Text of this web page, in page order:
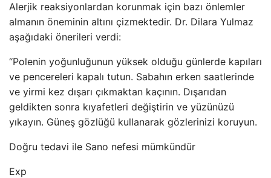
Alerjik reaksiyonlardan korunmak için bazı önlemler
almanın öneminin altını çizmektedir. Dr. Dilara Yulmaz
aşağıdaki önerileri verdi:
“Polenin yoğunluğunun yüksek olduğu günlerde kapıları
ve pencereleri kapalı tutun. Sabahın erken saatlerinde
ve yirmi kez dışarı çıkmaktan kaçının. Dışarıdan
geldikten sonra kıyafetleri değiştirin ve yüzünüzü
yıkayın. Güneş gözlüğü kullanarak gözlerinizi koruyun.
Doğru tedavi ile Sano nefesi mümkündür
Exp